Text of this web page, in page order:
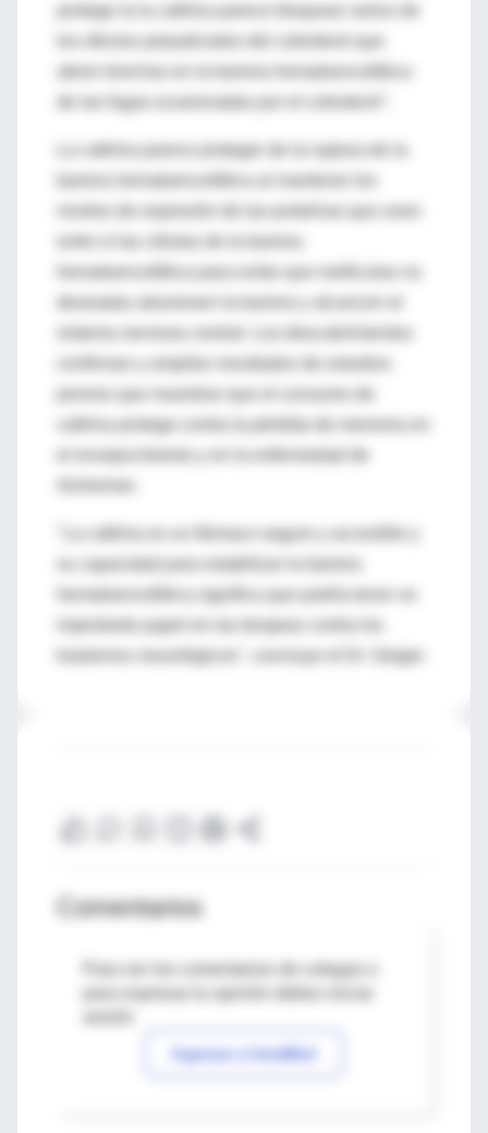
protege la la cafeína parece bloquear varios de
de las fugas ocasionadas por el colesterol".
La cafeína parece proteger de la ruptura de la
cafeína protege contra la pérdida de memoria en
"La cafeína es un fármaco seguro y accesible y
su capacidad para estabilizar la barrera
hematoencefálica significa que podría tener un
importante papel en las terapias contra los
trastornos neurológicos", concluye el Dr. Geiger.
Comentarios
Para ver los comentarios de colegas o
Ingresar a IntraMed